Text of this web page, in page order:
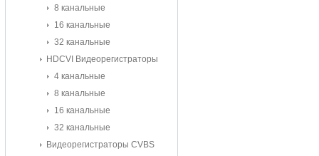
8 канальные
16 канальные
32 канальные
HDCVI Видеорегистраторы
4 канальные
8 канальные
16 канальные
32 канальные
Видеорегистраторы CVBS